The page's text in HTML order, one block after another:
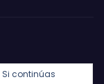
Si continúas